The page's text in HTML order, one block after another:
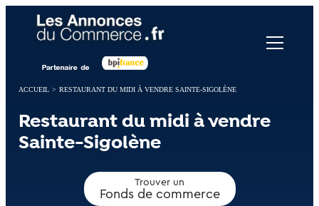
ACCUEIL > RESTAURANT DU MIDI À VENDRE SAINTE-SIGOLÈNE
Restaurant du midi à vendre
Sainte-Sigolène
Trouver un
Fonds de commerce
Panneau de gestion des cookies